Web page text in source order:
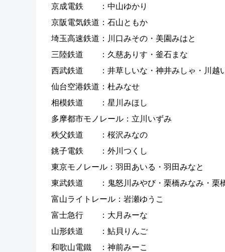
京成電鉄 ：中山ゆかり
京阪電気鉄道：石山ともか
埼玉高速鉄道：川口みその・美園みはと
三陸鉄道 ：久慈ありす・釜石まな
西武鉄道 ：井草しいな・神井みしゃ・川越
仙台空港鉄道：杜みなせ
相模鉄道 ：星川みほし
多摩都市モノレール：立川いずみ
秩父鉄道 ：桜沢みなの
銚子電鉄 ：外川つくし
東京モノレール：羽田あいる・羽田みなと
東武鉄道 ：鬼怒川みやび・栗橋みなみ・栗
富山ライトレール：岩瀬ゆうこ
富士急行 ：大月みーな
山形鉄道 ：鮎貝りんご
和歌山電鐵 ：神前みーこ